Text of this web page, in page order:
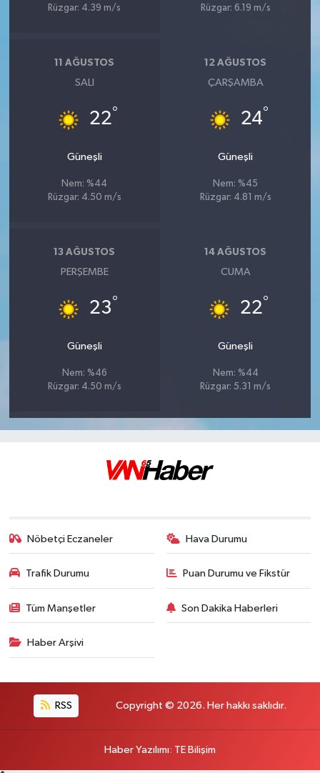
Rüzgar: 4.39 m/s
Rüzgar: 6.19 m/s
11 AĞUSTOS
SALI
22°
Güneşli
Nem: %44
Rüzgar: 4.50 m/s
12 AĞUSTOS
ÇARŞAMBA
24°
Güneşli
Nem: %45
Rüzgar: 4.81 m/s
13 AĞUSTOS
PERŞEMBE
23°
Güneşli
Nem: %46
Rüzgar: 4.50 m/s
14 AĞUSTOS
CUMA
22°
Güneşli
Nem: %44
Rüzgar: 5.31 m/s
Nöbetçi Eczaneler Hava Durumu
Trafik Durumu Puan Durumu ve Fikstür
Tüm Manşetler Son Dakika Haberleri
Haber Arşivi
RSS Copyright © 2026. Her hakkı saklıdır.
Haber Yazılımı: TE Bilişim